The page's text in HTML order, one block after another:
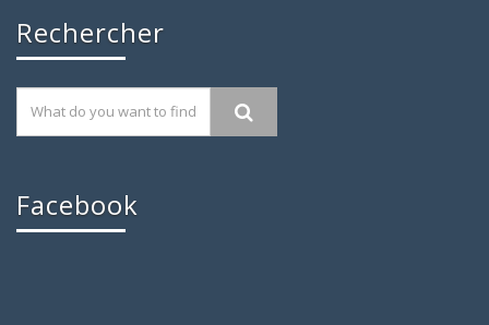
Rechercher
Facebook